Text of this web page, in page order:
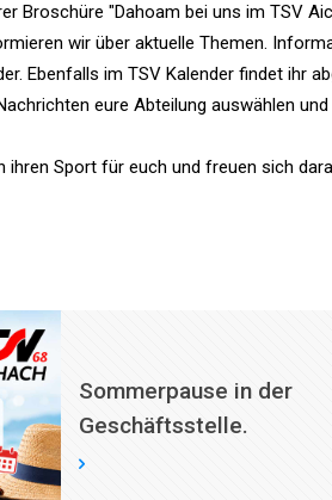
Broschüre "Dahoam bei uns im TSV
wir über aktuelle Themen.
Ebenfalls im TSV Kalender findet ihr
eure Abteilung auswählen
ihren Sport für euch und freuen sich
Sommerpause in der
Geschäftsstelle.